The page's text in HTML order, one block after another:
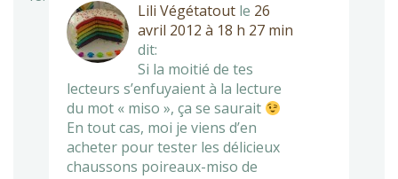
Lili Végétatout le 26
avril 2012 à 18 h 27 min
dit:
Si la moitié de tes
lecteurs s’enfuyaient à la lecture
du mot « miso », ça se saurait
En tout cas, moi je viens d’en
acheter pour tester les délicieux
chaussons poireaux-miso de